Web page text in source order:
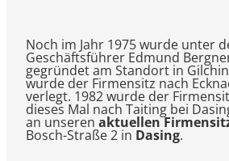
Noch im Jahr 1975 wurde unter
Geschäftsführer Edmund
gegründet am Standort in
wurde der Firmensitz nach
verlegt. 1982 wurde der
dieses Mal nach Taiting bei
an unseren aktuellen
Bosch-Straße 2 in Dasing.